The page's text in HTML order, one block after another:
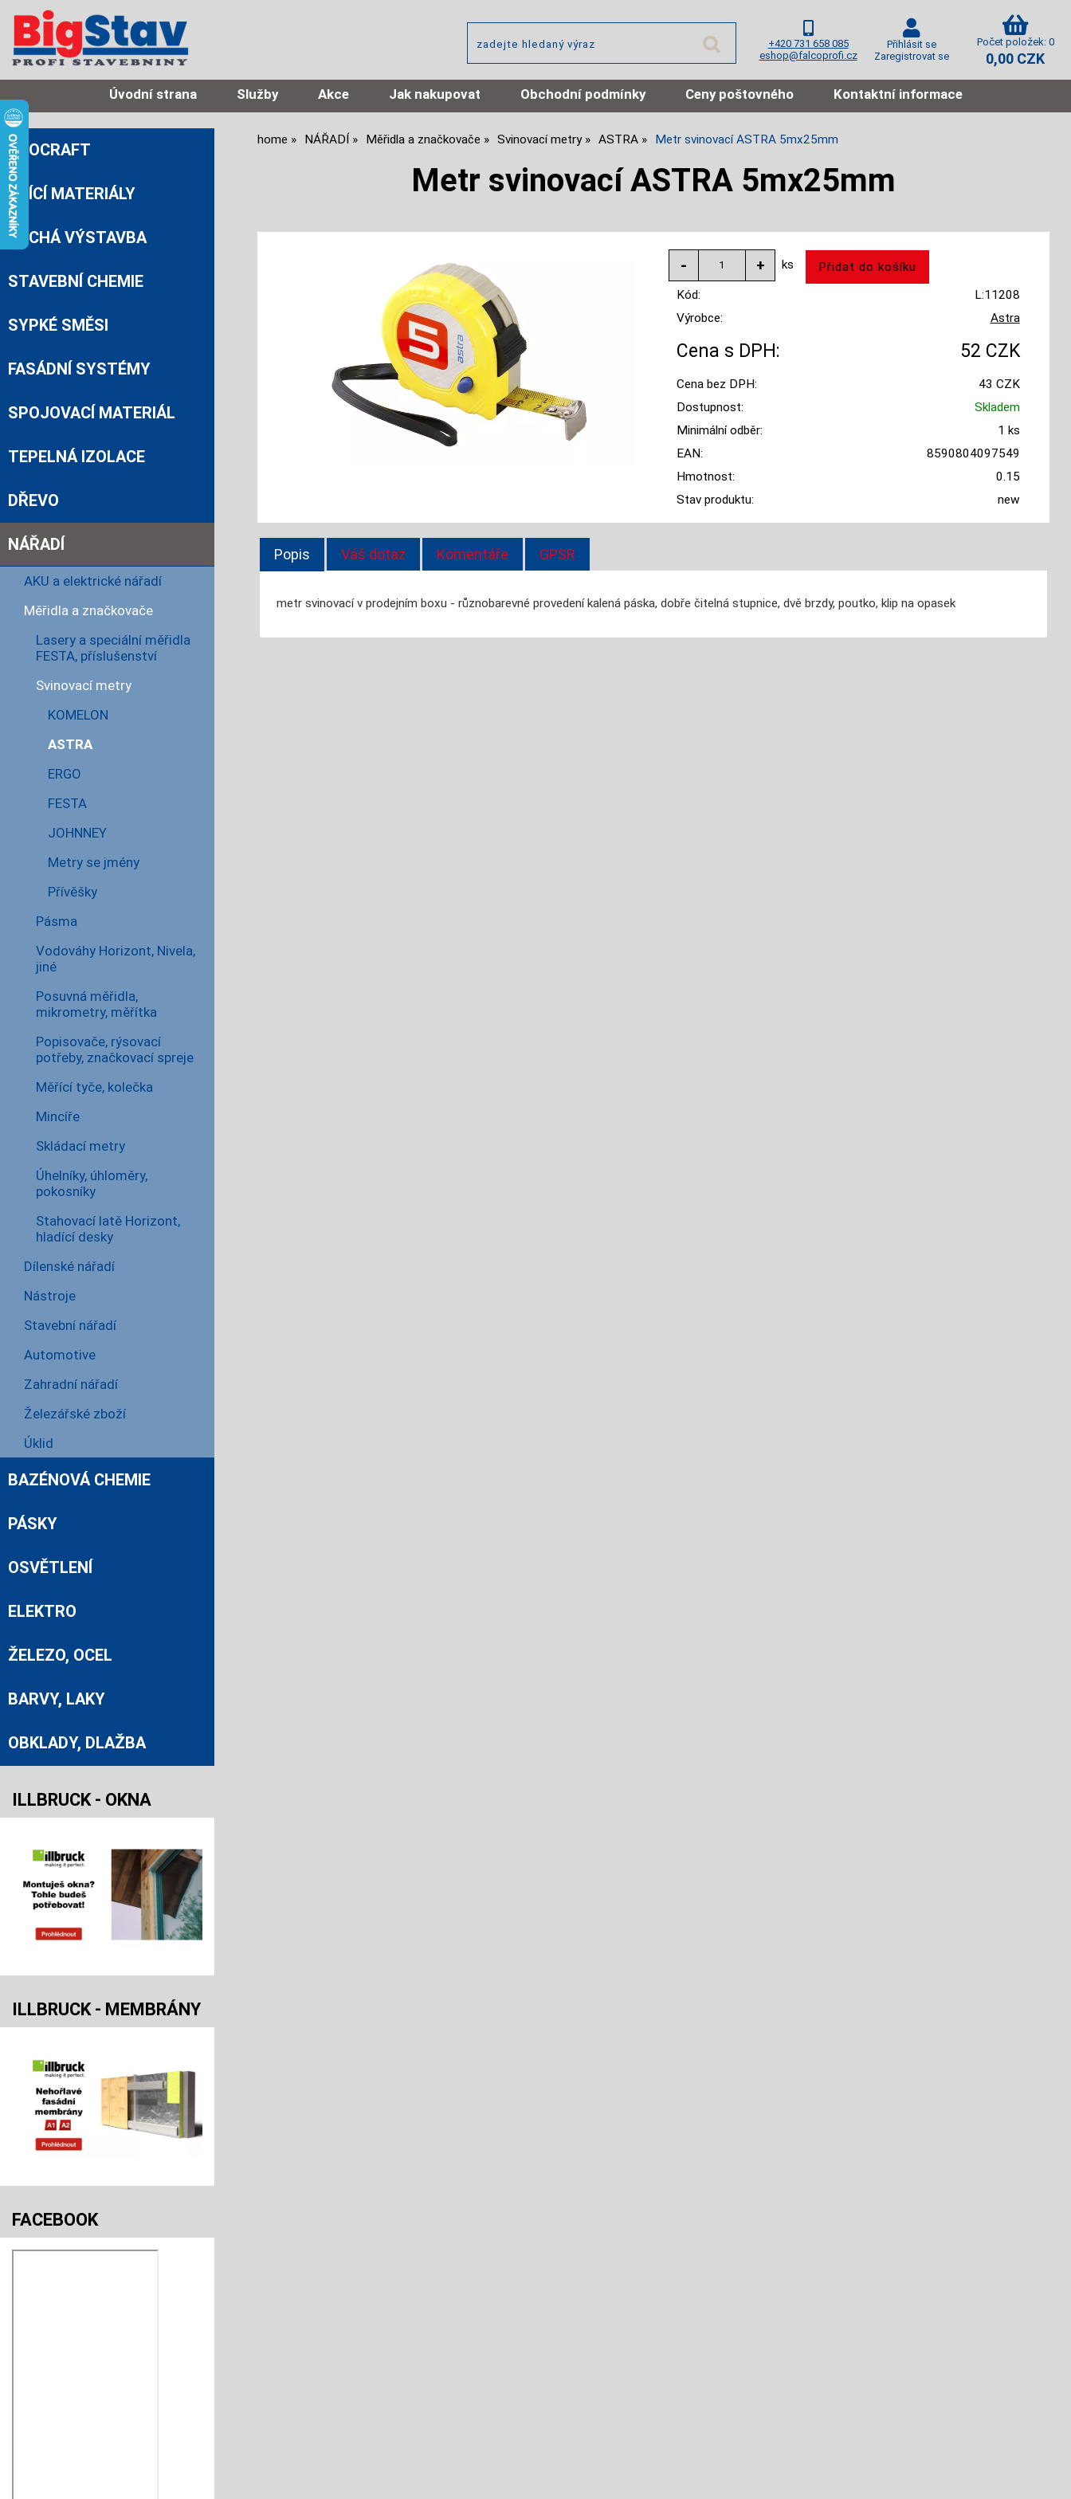
+420 731 658 085
eshop@falcoprofi.cz
Přihlásit se
Zaregistrovat se
Počet položek: 0
0,00 CZK
Úvodní strana Služby Akce Jak nakupovat Obchodní podmínky Ceny poštovného Kontaktní informace
home NÁŘADÍ Měřidla a značkovače Svinovací metry ASTRA Metr svinovací ASTRA 5mx25mm
Metr svinovací ASTRA 5mx25mm
ks
Kód:
L:11208
Výrobce:
Astra
Cena s DPH: 52 CZK
Cena bez DPH:
43 CZK
Dostupnost:
Skladem
Minimální odběr:
1 ks
EAN:
8590804097549
Hmotnost:
0.15
Stav produktu:
new
Popis Váš dotaz Komentáře GPSR
metr svinovací v prodejním boxu - různobarevné provedení kalená páska, dobře čitelná stupnice, dvě brzdy, poutko, klip na opasek
PROCRAFT
ZDÍCÍ MATERIÁLY
SUCHÁ VÝSTAVBA
STAVEBNÍ CHEMIE
SYPKÉ SMĚSI
FASÁDNÍ SYSTÉMY
SPOJOVACÍ MATERIÁL
TEPELNÁ IZOLACE
DŘEVO
NÁŘADÍ
AKU a elektrické nářadí
Měřidla a značkovače
Lasery a speciální měřidla
FESTA, příslušenství
Svinovací metry
KOMELON
ASTRA
ERGO
FESTA
JOHNNEY
Metry se jmény
Přívěšky
Pásma
Vodováhy Horizont, Nivela,
jiné
Posuvná měřidla,
mikrometry, měřítka
Popisovače, rýsovací
potřeby, značkovací spreje
Měřící tyče, kolečka
Mincíře
Skládací metry
Úhelníky, úhloměry,
pokosníky
Stahovací latě Horizont,
hladící desky
Dílenské nářadí
Nástroje
Stavební nářadí
Automotive
Zahradní nářadí
Železářské zboží
Úklid
BAZÉNOVÁ CHEMIE
PÁSKY
OSVĚTLENÍ
ELEKTRO
ŽELEZO, OCEL
BARVY, LAKY
OBKLADY, DLAŽBA
ILLBRUCK - OKNA
ILLBRUCK - MEMBRÁNY
FACEBOOK